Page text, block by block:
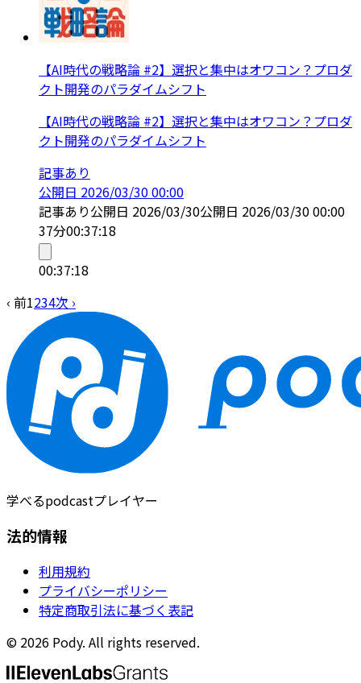
【AI時代の戦略論 #2】選択と集中はオワコン？プロダ
クト開発のパラダイムシフト
【AI時代の戦略論 #2】選択と集中はオワコン？プロダ
クト開発のパラダイムシフト
記事あり
公開日 2026/03/30 00:00
記事あり公開日 2026/03/30公開日 2026/03/30 00:00
37分00:37:18
00:37:18
‹ 前1234次 ›
学べるpodcastプレイヤー
法的情報
利用規約
プライバシーポリシー
特定商取引法に基づく表記
© 2026 Pody. All rights reserved.